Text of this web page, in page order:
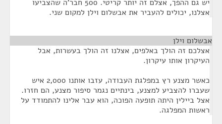
יש גם ההפך, אצלם זה יותר קריטי. 500 חבר'ה שהצביעו
אצלנו, יכולים להעביר את אבשלום וילן למקום שני.
אבשלום וילן
אצלכם זה הולך באלפים, אצלנו זה הולך בעשרות, אבל
העיקרון אותו עיקרון.
כאשר מצנע רץ במפלגת העבודה, עזבו אותנו 2,000 איש
שעברו להצביע למצנע, בינתיים נגמר סיפור מצנע, הם חזרו.
אצל ביילין היתה תופעה הפוכה, הוא עבר אלינו להתמודד על
ראשות המפלגה.